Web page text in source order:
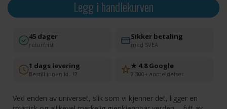
Legg i handlekurven
45 dager
returfrist
Sikker betaling
med SVEA
1 dags levering
Bestill innen kl. 12
★ 4.8 Google
2 300+ anmeldelser
Ved enden av universet, slik som vi kjenner det, ligger en